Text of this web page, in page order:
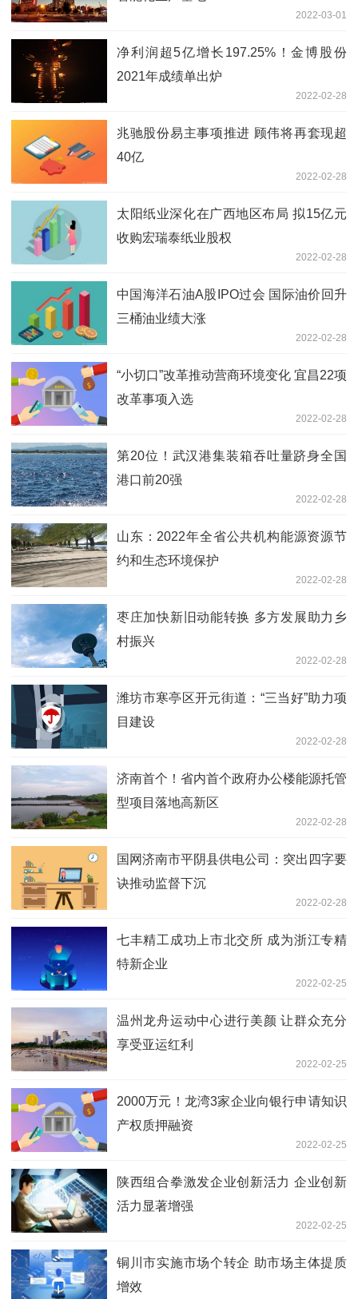
2022-03-01
净利润超5亿增长197.25%！金博股份
2021年成绩单出炉
2022-02-28
兆驰股份易主事项推进 顾伟将再套现超
40亿
2022-02-28
太阳纸业深化在广西地区布局 拟15亿元
收购宏瑞泰纸业股权
2022-02-28
中国海洋石油A股IPO过会 国际油价回升
三桶油业绩大涨
2022-02-28
“小切口”改革推动营商环境变化 宜昌22项
改革事项入选
2022-02-28
第20位！武汉港集装箱吞吐量跻身全国
港口前20强
2022-02-28
山东：2022年全省公共机构能源资源节
约和生态环境保护
2022-02-28
枣庄加快新旧动能转换 多方发展助力乡
村振兴
2022-02-28
潍坊市寒亭区开元街道：“三当好”助力项
目建设
2022-02-28
济南首个！省内首个政府办公楼能源托管
型项目落地高新区
2022-02-28
国网济南市平阴县供电公司：突出四字要
诀推动监督下沉
2022-02-28
七丰精工成功上市北交所 成为浙江专精
特新企业
2022-02-25
温州龙舟运动中心进行美颜 让群众充分
享受亚运红利
2022-02-25
2000万元！龙湾3家企业向银行申请知识
产权质押融资
2022-02-25
陕西组合拳激发企业创新活力 企业创新
活力显著增强
2022-02-25
铜川市实施市场个转企 助市场主体提质
增效